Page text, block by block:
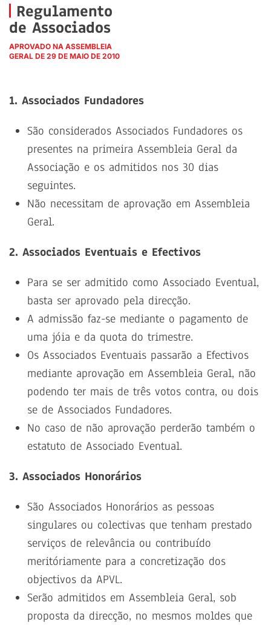
Regulamento
de Associados
APROVADO NA ASSEMBLEIA
GERAL DE 29 DE MAIO DE 2010
1. Associados Fundadores
São considerados Associados Fundadores os
presentes na primeira Assembleia Geral da
Associação e os admitidos nos 30 dias
seguintes.
Não necessitam de aprovação em Assembleia
Geral.
2. Associados Eventuais e Efectivos
Para se ser admitido como Associado Eventual,
basta ser aprovado pela direcção.
A admissão faz-se mediante o pagamento de
uma jóia e da quota do trimestre.
Os Associados Eventuais passarão a Efectivos
mediante aprovação em Assembleia Geral, não
podendo ter mais de três votos contra, ou dois
se de Associados Fundadores.
No caso de não aprovação perderão também o
estatuto de Associado Eventual.
3. Associados Honorários
São Associados Honorários as pessoas
singulares ou colectivas que tenham prestado
serviços de relevância ou contribuído
meritóriamente para a concretização dos
objectivos da APVL.
Serão admitidos em Assembleia Geral, sob
proposta da direcção, no mesmos moldes que